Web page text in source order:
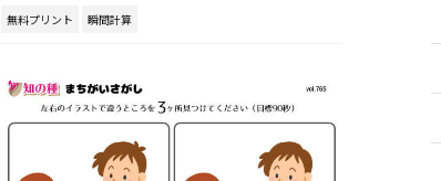
無料プリント 瞬間計算